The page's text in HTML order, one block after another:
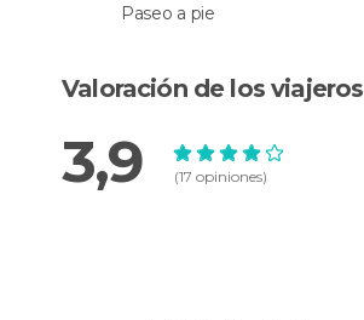
Paseo a pie
Valoración de los viajeros
3,9 (17 opiniones)